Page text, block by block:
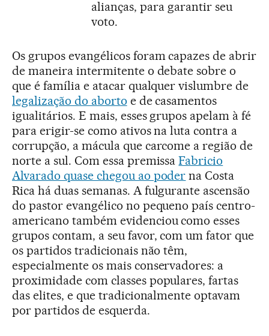
alianças, para garantir seu
voto.
Os grupos evangélicos foram capazes de abrir
de maneira intermitente o debate sobre o
que é família e atacar qualquer vislumbre de
legalização do aborto e de casamentos
igualitários. E mais, esses grupos apelam à fé
para erigir-se como ativos na luta contra a
corrupção, a mácula que carcome a região de
norte a sul. Com essa premissaFabricio
Alvarado quase chegou ao poder na Costa
Rica há duas semanas. A fulgurante ascensão
do pastor evangélico no pequeno país centro-
americano também evidenciou como esses
grupos contam, a seu favor, com um fator que
os partidos tradicionais não têm,
especialmente os mais conservadores: a
proximidade com classes populares, fartas
das elites, e que tradicionalmente optavam
por partidos de esquerda.